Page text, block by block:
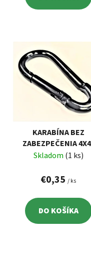
KARABÍNA BEZ
ZABEZPEČENIA
ČIERNA
Skladom (1 ks)
€0,35 / ks
DO KOŠÍKA